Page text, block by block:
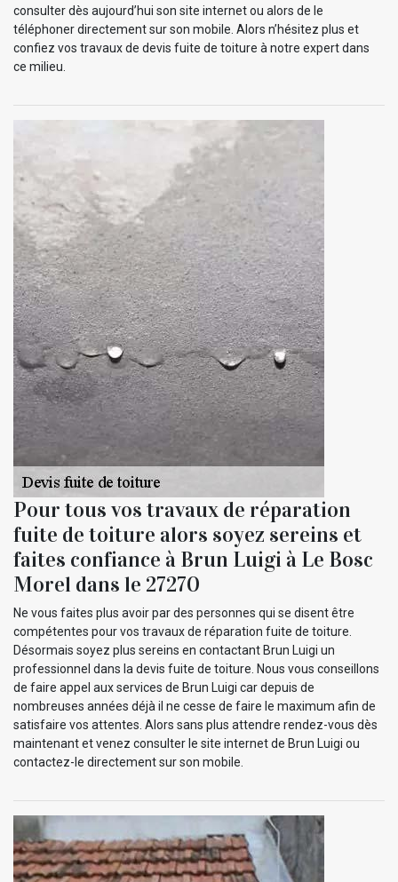
consulter dès aujourd’hui son site internet ou alors de le
téléphoner directement sur son mobile. Alors n’hésitez plus et
confiez vos travaux de devis fuite de toiture à notre expert dans
ce milieu.
Pour tous vos travaux de réparation
fuite de toiture alors soyez sereins et
faites confiance à Brun Luigi à Le Bosc
Morel dans le 27270
Ne vous faites plus avoir par des personnes qui se disent être
compétentes pour vos travaux de réparation fuite de toiture.
Désormais soyez plus sereins en contactant Brun Luigi un
professionnel dans la devis fuite de toiture. Nous vous conseillons
de faire appel aux services de Brun Luigi car depuis de
nombreuses années déjà il ne cesse de faire le maximum afin de
satisfaire vos attentes. Alors sans plus attendre rendez-vous dès
maintenant et venez consulter le site internet de Brun Luigi ou
contactez-le directement sur son mobile.